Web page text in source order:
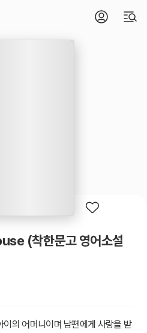
(착한문고 영어소설
의 어머니이며 남편에게 사랑을 받